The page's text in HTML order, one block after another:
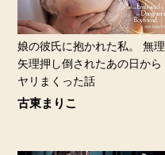
娘の彼氏に抱かれた私。 無理
矢理押し倒されたあの日から
ヤリまくった話
古東まりこ